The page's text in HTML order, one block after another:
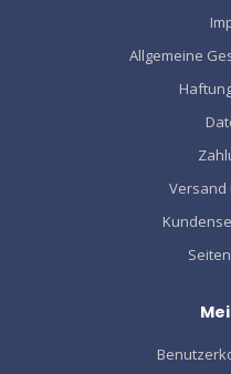
Allgemeine
Versand